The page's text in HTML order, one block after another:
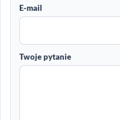
E-mail
Twoje pytanie